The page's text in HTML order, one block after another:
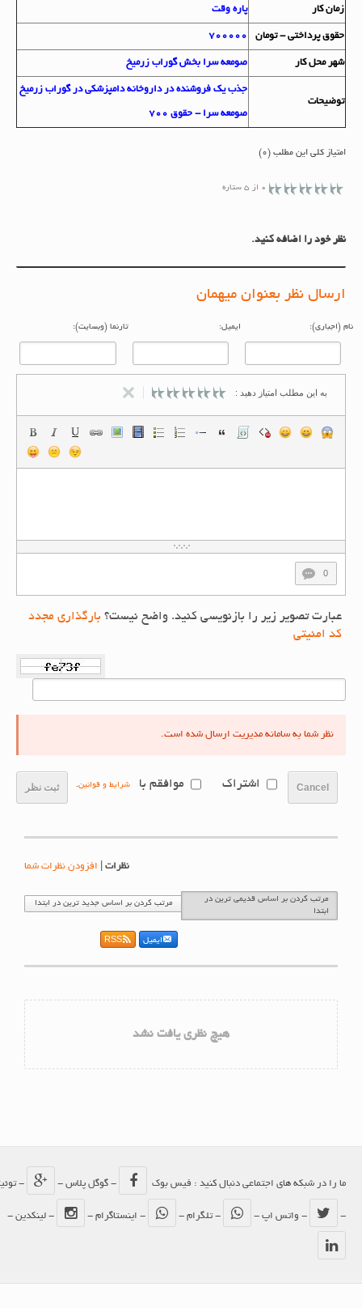
زمان کار پاره وقت
حقوق پرداختي - تومان 700000
شهر محل کار صومعه سرا بخش گوراب زرمیخ
توضيحات
جذب یک فروشنده در داروخانه دامپزشکی در گوراب زرمیخ
صومعه سرا - حقوق 700
امتیاز کلی این مطلب (0)
0 از 5 ستاره
نظر خود را اضافه کنید.
ارسال نظر بعنوان میهمان
(اجباری): ایمیل: تارنما (وبسایت):
به این مطلب امتیاز دهید :
عبارت تصویر زیر را بازنویسی کنید. واضح نیست؟بارگذاری مجدد
کد امنیتی
نظر شما به سامانه مدیریت ارسال شده است.
ثبت نظر Cancel اشتراک موافقم با شرایط و قوانین.
نظرات |افزودن نظرات شما
مرتب کردن بر اساس قدیمی ترین در
مرتب کردن بر اساس جدید ترین در ابتدا
ایمیل RSS
هیچ نظری یافت نشد
ما را در شبکه های اجتماعی دنبال کنید : فیس بوک - گوگل پلاس - - توئیتر
- واتس اپ - - تلگرام - - اینستاگرام - - لینکدین -